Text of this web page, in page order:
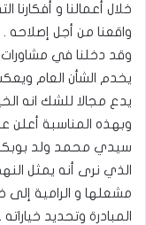
خلال أعمالنا و
واقعنا من أجل إصلاحه .
وقد دخلنا في
يخدم الشأن العام
يدع مجالا للشك انه
وبهذه المناسبة أعلن
سيدي محمد ولد
الذي نرى أنه يمثل
مشعلها و الرامية
المبادرة وتحديد خياراته .